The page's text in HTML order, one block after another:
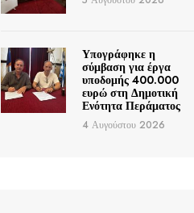
Υπογράφηκε η
σύμβαση για έργα
υποδομής 400.000
ευρώ στη Δημοτική
Ενότητα Περάματος
4 Αυγούστου 2026